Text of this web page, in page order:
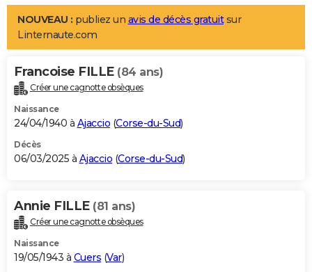
LIFESTYLE
Art de vivre
Bien-être
Loisirs
Mode
Modes de vie
Alimentation
Guide de la santé
Maladies
Médicaments
Sommeil
VOYAGE
Destinations
City break
Voyage nature
Voyage de noces
Forum
Climat
+PHOTO
GUIDES D'ACHAT
BONS PLANS
Carte de Noël
Carte Bonne année
Carte Saint-Valentin
Carte Pâques
Carte d'anniversaire
DICTIONNAIRE
Dictionnaire
Biographies
Citations
Expressions
Proverbes
PROGRAMME TV
NOUVEAU : publiez un avis de décès gratuitsur
Linternaute.com
Francoise FILLE (84 ans)
Créer une cagnotte obsèques
Naissance
24/04/1940 à Ajaccio (Corse-du-Sud)
Décès
06/03/2025 à Ajaccio (Corse-du-Sud)
Annie FILLE (81 ans)
Créer une cagnotte obsèques
Naissance
19/05/1943 à Cuers (Var)